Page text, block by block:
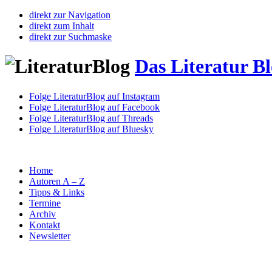
direkt zur Navigation
direkt zum Inhalt
direkt zur Suchmaske
Das Literatur
Folge LiteraturBlog auf Instagram
Folge LiteraturBlog auf Facebook
Folge LiteraturBlog auf Threads
Folge LiteraturBlog auf Bluesky
Home
Autoren A – Z
Tipps & Links
Termine
Archiv
Kontakt
Newsletter